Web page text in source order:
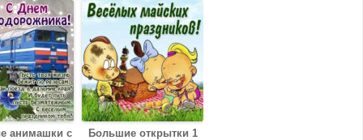
анимашки с
Большие открытки 1